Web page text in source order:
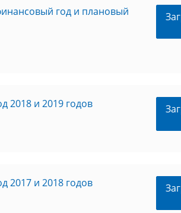
год и плановый
2018 и 2019 годов
2017 и 2018 годов